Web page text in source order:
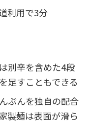
利用で3分
別辛を含めた4段
足すこともできる
ぷんを独自の配合
製麺は表面が滑ら